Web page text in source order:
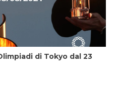
di Tokyo dal 23